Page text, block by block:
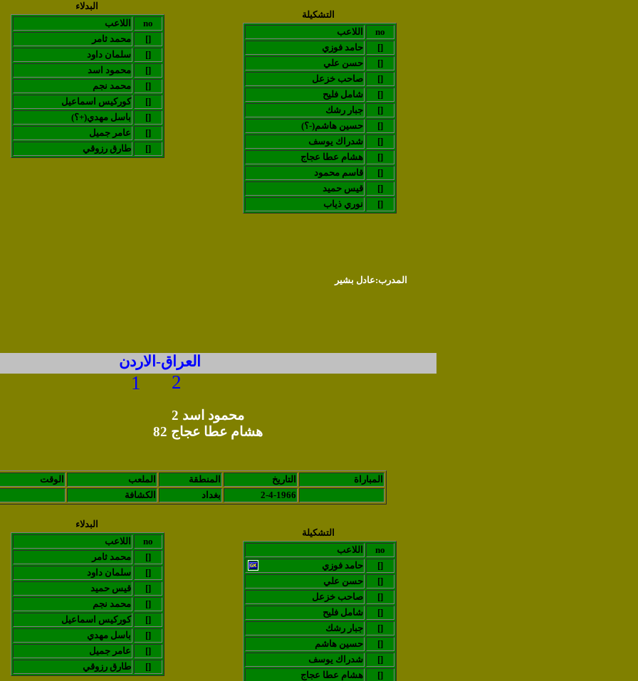
المدرب:عادل بشير
اللاعب
no
حامد فوزي
[]
حسن علي
[]
صاحب خزعل
[]
شامل فليح
[]
جبار رشك
[]
(حسين هاشم(-؟
[]
شدراك يوسف
[]
هشام عطا عجاج
[]
قاسم محمود
[]
قيس حميد
[]
نوري ذياب
[]
التشكيلة
البدلاء
اللاعب
no
محمد ثامر
[]
سلمان داود
[]
محمود اسد
[]
محمد نجم
[]
كوركيس اسماعيل
[]
(باسل مهدي(+؟
[]
عامر جميل
[]
طارق رزوقي
[]
العراق-الاردن
الوقت الملعب المنطقة التاريخ
المباراة
الكشافة
بغداد 2-4-1966
اللاعب
no
حامد فوزي
[]
حسن علي
[]
صاحب خزعل
[]
شامل فليح
[]
جبار رشك
[]
حسين هاشم
[]
شدراك يوسف
[]
هشام عطا عجاج
[]
التشكيلة
البدلاء
2
1
محمود اسد 2
هشام عطا عجاج 82
اللاعب
no
محمد ثامر
[]
سلمان داود
[]
قيس حميد
[]
محمد نجم
[]
كوركيس اسماعيل
[]
باسل مهدي
[]
عامر جميل
[]
طارق رزوقي
[]